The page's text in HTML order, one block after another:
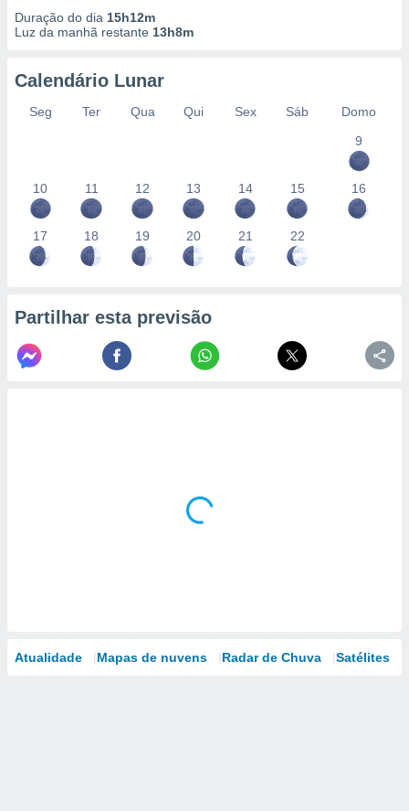
Duração do dia 15h12m
Luz da manhã restante 13h8m
Calendário Lunar
Seg Ter Qua Qui Sex Sáb
Domo
9
10 11 12 13 14 15 16
17 18 19 20 21 22
Partilhar esta previsão
Atualidade Mapas de nuvens Radar de Chuva Satélites